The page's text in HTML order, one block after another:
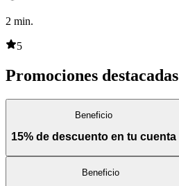
2 min.
5
Promociones destacadas
Beneficio
15% de descuento en tu cuenta
Beneficio